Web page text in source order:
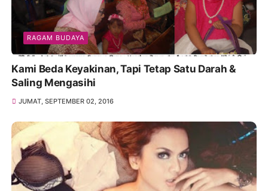
RAGAM BUDAYA
Kami Beda Keyakinan, Tapi Tetap Satu Darah &
Saling Mengasihi
JUMAT, SEPTEMBER 02, 2016